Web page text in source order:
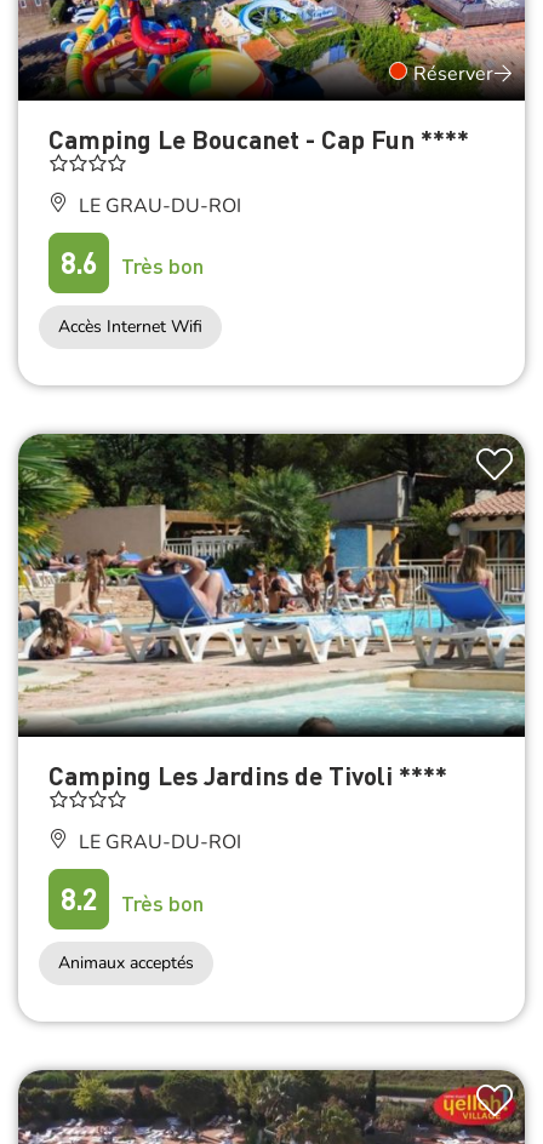
Réserver
Camping Le Boucanet - Cap Fun ****
LE GRAU-DU-ROI
8.6 Très bon
Accès Internet Wifi
Camping Les Jardins de Tivoli ****
LE GRAU-DU-ROI
8.2 Très bon
Animaux acceptés